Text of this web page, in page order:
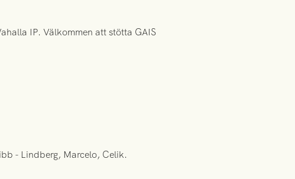
IP. Välkommen att stötta GAIS
- Lindberg, Marcelo, Celik.